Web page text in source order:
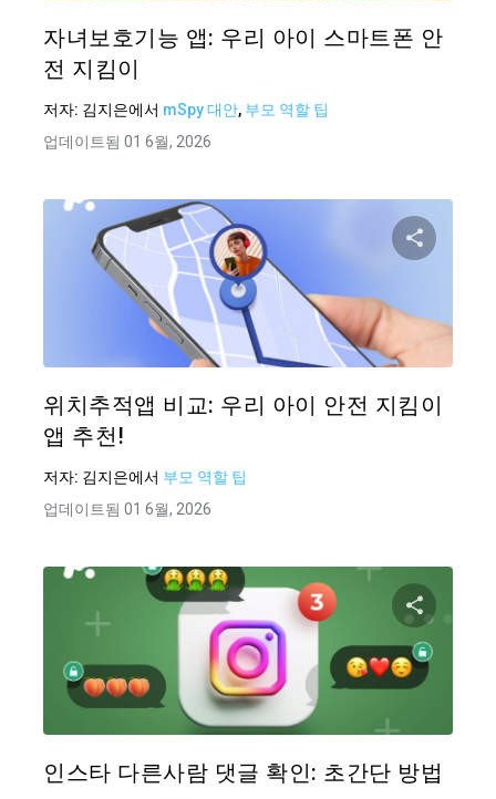
자녀보호기능 앱: 우리 아이 스마트폰 안
전 지킴이
저자: 김지은에서 mSpy 대안, 부모 역할 팁
업데이트됨 01 6월, 2026
위치추적앱 비교: 우리 아이 안전 지킴이
앱 추천!
저자: 김지은에서 부모 역할 팁
업데이트됨 01 6월, 2026
이 기
인스타 다른사람 댓글 확인: 초간단 방법